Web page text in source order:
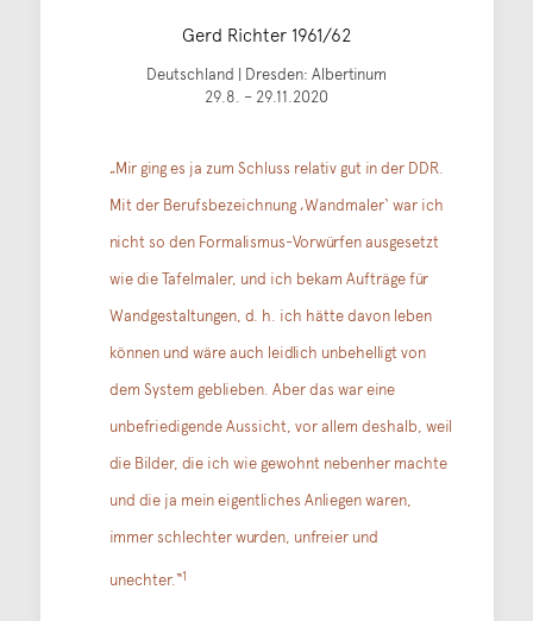
Gerd Richter 1961/62
Deutschland | Dresden: Albertinum
29.8. – 29.11.2020
„Mir ging es ja zum Schluss relativ gut in der DDR.
Mit der Berufsbezeichnung ‚Wandmaler‘ war ich
nicht so den Formalismus-Vorwürfen ausgesetzt
wie die Tafelmaler, und ich bekam Aufträge für
Wandgestaltungen, d. h. ich hätte davon leben
können und wäre auch leidlich unbehelligt von
dem System geblieben. Aber das war eine
unbefriedigende Aussicht, vor allem deshalb, weil
die Bilder, die ich wie gewohnt nebenher machte
und die ja mein eigentliches Anliegen waren,
immer schlechter wurden, unfreier und
unechter.“1